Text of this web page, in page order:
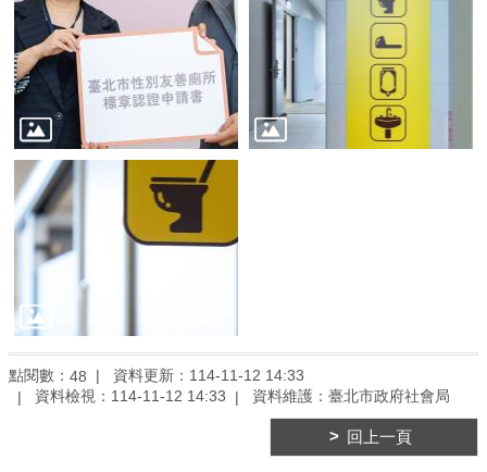
臺
北
亮
點
國
際
參
與
宣
導
媒
法
政
策
點閱數： 48
資料更新：114-11-12 14:33
資料檢視：114-11-12 14:33
資料維護：臺北市政府社會局
回上一頁